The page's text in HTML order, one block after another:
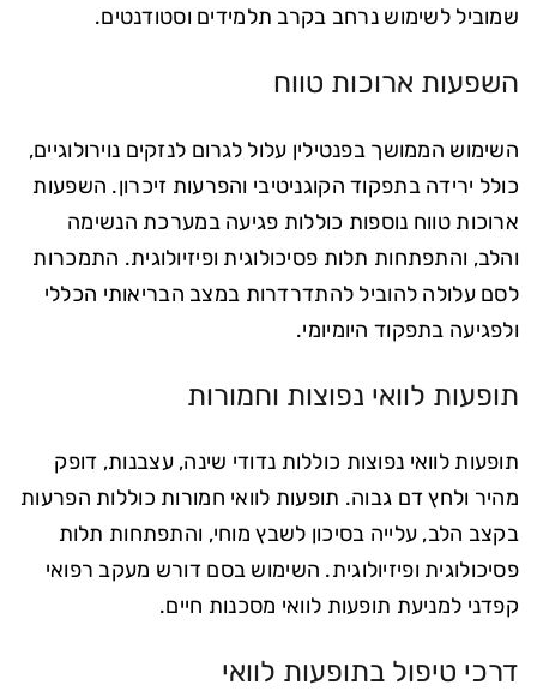
שמוביל לשימוש נרחב בקרב תלמידים וסטודנטים.
השפעות ארוכות טווח
השימוש הממושך בפנטילין עלול לגרום לנזקים נוירולוגיים,
כולל ירידה בתפקוד הקוגניטיבי והפרעות זיכרון. השפעות
ארוכות טווח נוספות כוללות פגיעה במערכת הנשימה
והלב, והתפתחות תלות פסיכולוגית ופיזיולוגית. התמכרות
לסם עלולה להוביל להתדרדרות במצב הבריאותי הכללי
ולפגיעה בתפקוד היומיומי.
תופעות לוואי נפוצות וחמורות
תופעות לוואי נפוצות כוללות נדודי שינה, עצבנות, דופק
מהיר ולחץ דם גבוה. תופעות לוואי חמורות כוללות הפרעות
בקצב הלב, עלייה בסיכון לשבץ מוחי, והתפתחות תלות
פסיכולוגית ופיזיולוגית. השימוש בסם דורש מעקב רפואי
קפדני למניעת תופעות לוואי מסכנות חיים.
דרכי טיפול בתופעות לוואי